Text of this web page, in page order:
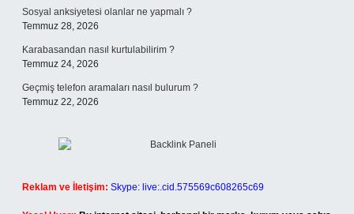
Sosyal anksiyetesi olanlar ne yapmalı ?
Temmuz 28, 2026
Karabasandan nasıl kurtulabilirim ?
Temmuz 24, 2026
Geçmiş telefon aramaları nasıl bulurum ?
Temmuz 22, 2026
Reklam ve İletişim: Skype: live:.cid.575569c608265c69